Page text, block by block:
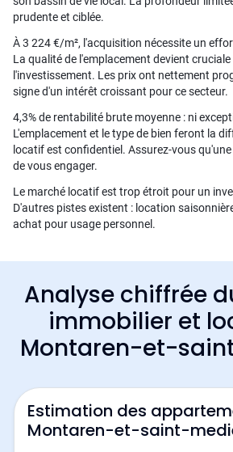
prudente et ciblée.
À 3 224 €/m², l'acquisition nécessite un
La qualité de l'emplacement devient
l'investissement. Les prix ont nettement
signe d'un intérêt croissant pour ce secteur.
4,3% de rentabilité brute moyenne : ni
L'emplacement et le type de bien feront la
locatif est confidentiel. Assurez-vous
de vous engager.
Le marché locatif est trop étroit pour un
D'autres pistes existent : location
achat pour usage personnel.
Analyse chiffrée
immobilier et
Montaren-et-
Estimation des
Montaren-et-saint-